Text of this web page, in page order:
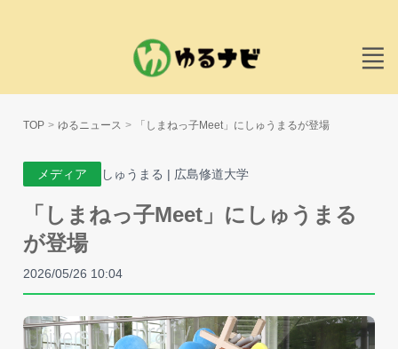
TOP ゆるニュース 「しまねっ子Meet」にしゅうまるが登場
メディア しゅうまる | 広島修道大学
「しまねっ子Meet」にしゅうまる
が登場
2026/05/26 10:04